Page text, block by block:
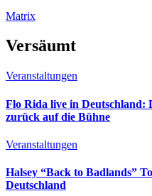
Matrix
Versäumt
Veranstaltungen
Flo Rida live in Deutschland:
zurück auf die Bühne
Veranstaltungen
Halsey “Back to Badlands”
Deutschland